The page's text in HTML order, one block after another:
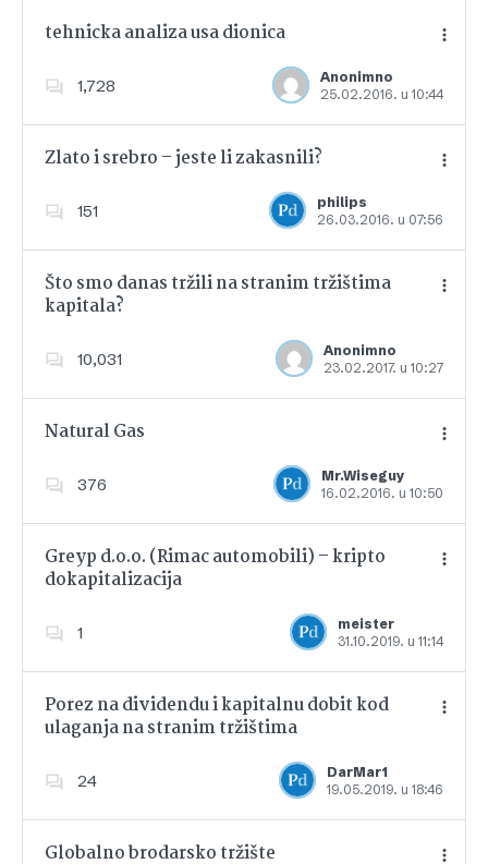
tehnicka analiza usa dionica
1,728
Anonimno
25.02.2016. u 10:44
Dodajte u favorite
Zlato i srebro – jeste li zakasnili?
151
philips
26.03.2016. u 07:56
Dodajte u favorite
Što smo danas tržili na stranim tržištima
kapitala?
10,031
Anonimno
23.02.2017. u 10:27
Dodajte u favorite
Natural Gas
376
Mr.Wiseguy
16.02.2016. u 10:50
Dodajte u favorite
Greyp d.o.o. (Rimac automobili) – kripto
dokapitalizacija
1
meister
31.10.2019. u 11:14
Dodajte u favorite
Porez na dividendu i kapitalnu dobit kod
ulaganja na stranim tržištima
24
DarMar1
19.05.2019. u 18:46
Dodajte u favorite
Globalno brodarsko tržište